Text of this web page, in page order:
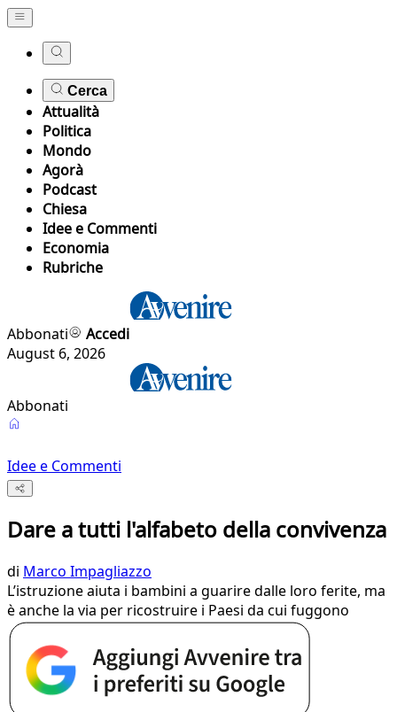
Cerca
Attualità
Politica
Mondo
Agorà
Podcast
Chiesa
Idee e Commenti
Economia
Rubriche
Abbonati
Accedi
August 6, 2026
Abbonati
Idee e Commenti
Dare a tutti l'alfabeto della convivenza
di Marco Impagliazzo
L’istruzione aiuta i bambini a guarire dalle loro ferite, ma
è anche la via per ricostruire i Paesi da cui fuggono